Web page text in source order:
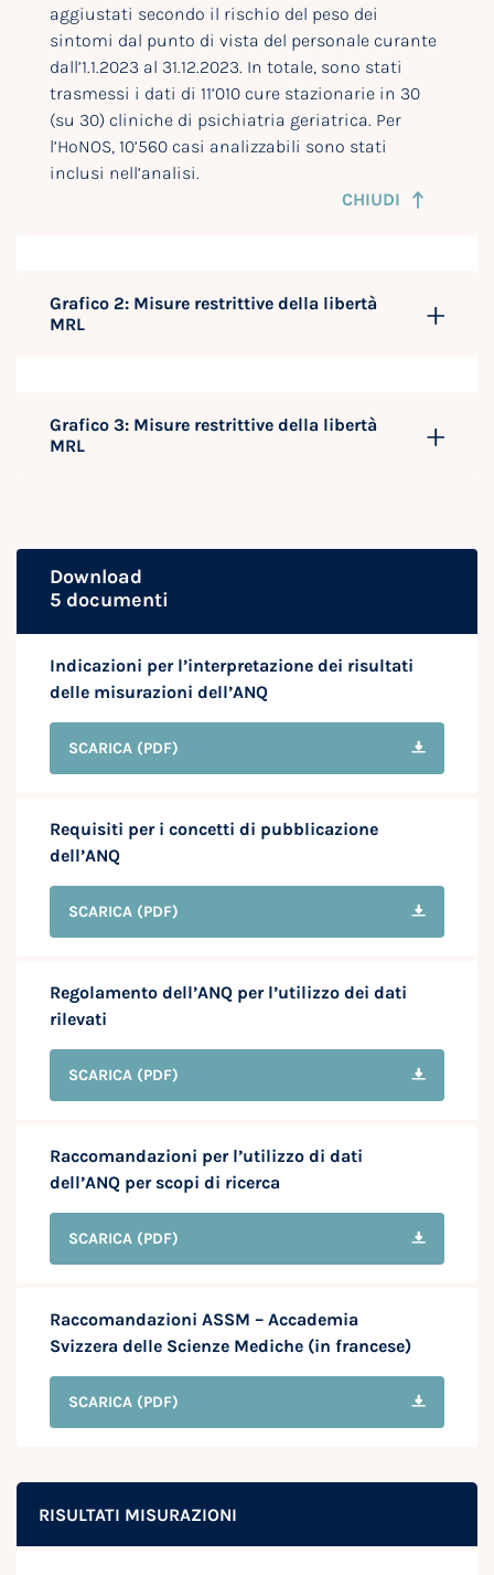
RISULTATI MISURAZIONI
aggiustati secondo il rischio del peso dei
sintomi dal punto di vista del personale curante
dall’1.1.2023 al 31.12.2023. In totale, sono stati
trasmessi i dati di 11’010 cure stazionarie in 30
(su 30) cliniche di psichiatria geriatrica. Per
l’HoNOS, 10’560 casi analizzabili sono stati
inclusi nell’analisi.
CHIUDI
Grafico 2: Misure restrittive della libertà
MRL
Grafico 3: Misure restrittive della libertà
MRL
Download
5 documenti
Indicazioni per l’interpretazione dei risultati
delle misurazioni dell’ANQ
SCARICA (PDF)
Requisiti per i concetti di pubblicazione
dell’ANQ
SCARICA (PDF)
Regolamento dell’ANQ per l’utilizzo dei dati
rilevati
SCARICA (PDF)
Raccomandazioni per l’utilizzo di dati
dell’ANQ per scopi di ricerca
SCARICA (PDF)
Raccomandazioni ASSM – Accademia
Svizzera delle Scienze Mediche (in francese)
SCARICA (PDF)